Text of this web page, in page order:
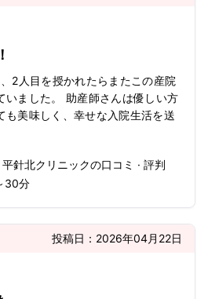
2人目を授かれたらまたこの産院
いました。 助産師さんは優しい方
も美味しく、幸せな入院生活を送
平針北クリニックの口コミ · 評判
30分
投稿日： 2026年04月22日